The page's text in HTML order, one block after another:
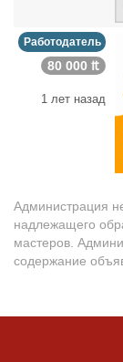
Работодатель
80 000 ₶
1 лет назад
Администрация
надлежащего
мастеров.
содержание